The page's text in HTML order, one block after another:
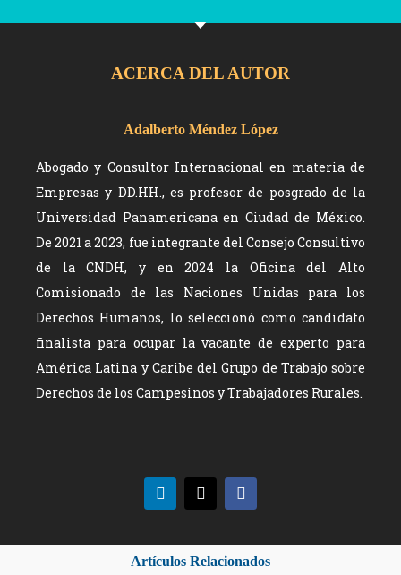
ACERCA DEL AUTOR
Adalberto Méndez López
Abogado y Consultor Internacional en materia de
Empresas y DD.HH., es profesor de posgrado de la
Universidad Panamericana en Ciudad de México.
De 2021 a 2023, fue integrante del Consejo Consultivo
de la CNDH, y en 2024 la Oficina del Alto
Comisionado de las Naciones Unidas para los
Derechos Humanos, lo seleccionó como candidato
finalista para ocupar la vacante de experto para
América Latina y Caribe del Grupo de Trabajo sobre
Derechos de los Campesinos y Trabajadores Rurales.
Artículos Relacionados